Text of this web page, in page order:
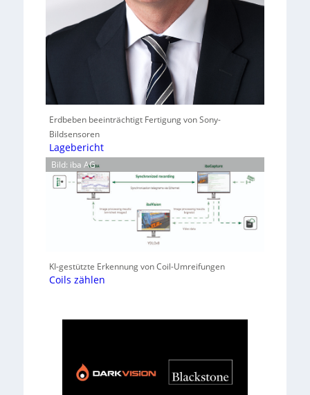
Erdbeben beeinträchtigt Fertigung von Sony-
Bildsensoren
Lagebericht
Bild: iba AG
KI-gestützte Erkennung von Coil-Umreifungen
Coils zählen